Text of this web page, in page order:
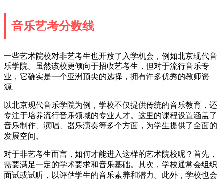
音乐艺考分数线
一些艺术院校对非艺考生也开放了入学机会，例如北京现代音
乐学院。虽然该校更倾向于招收艺考生，但对于流行音乐专
业，它确实是一个亚洲顶尖的选择，拥有许多优秀的教师资
源。
以北京现代音乐学院为例，学校不仅提供传统的音乐教育，还
专注于培养流行音乐领域的专业人才。这里的课程设置涵盖了
音乐制作、演唱、器乐演奏等多个方面，为学生提供了全面的
发展空间。
对于非艺考生而言，如何才能进入这样的艺术院校呢？首先，
需要满足一定的学术要求和音乐基础。其次，学校通常会组织
面试或试听，以评估学生的音乐素养和潜力。此外，学校也会